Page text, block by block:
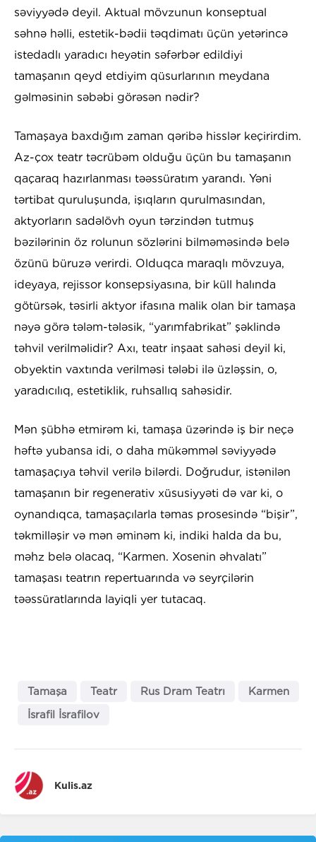
səviyyədə deyil. Aktual mövzunun konseptual
səhnə həlli, estetik-bədii təqdimatı üçün yetərincə
istedadlı yaradıcı heyətin səfərbər edildiyi
tamaşanın qeyd etdiyim qüsurlarının meydana
gəlməsinin səbəbi görəsən nədir?
Tamaşaya baxdığım zaman qəribə hisslər keçirirdim.
Az-çox teatr təcrübəm olduğu üçün bu tamaşanın
qaçaraq hazırlanması təəssüratım yarandı. Yəni
tərtibat quruluşunda, işıqların qurulmasından,
aktyorların sadəlövh oyun tərzindən tutmuş
bəzilərinin öz rolunun sözlərini bilməməsində belə
özünü büruzə verirdi. Olduqca maraqlı mövzuya,
ideyaya, rejissor konsepsiyasına, bir küll halında
götürsək, təsirli aktyor ifasına malik olan bir tamaşa
nəyə görə tələm-tələsik, “yarımfabrikat” şəklində
təhvil verilməlidir? Axı, teatr inşaat sahəsi deyil ki,
obyektin vaxtında verilməsi tələbi ilə üzləşsin, o,
yaradıcılıq, estetiklik, ruhsallıq sahəsidir.
Mən şübhə etmirəm ki, tamaşa üzərində iş bir neçə
həftə yubansa idi, o daha mükəmməl səviyyədə
tamaşaçıya təhvil verilə bilərdi. Doğrudur, istənilən
tamaşanın bir regenerativ xüsusiyyəti də var ki, o
oynandıqca, tamaşaçılarla təmas prosesində “bişir”,
təkmilləşir və mən əminəm ki, indiki halda da bu,
məhz belə olacaq, “Karmen. Xosenin əhvalatı”
tamaşası teatrın repertuarında və seyrçilərin
təəssüratlarında layiqli yer tutacaq.
Tamaşa Teatr Rus Dram Teatrı
Karmen
İsrafil İsrafilov
Kulis.az